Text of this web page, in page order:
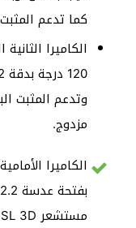
كما تدعم
الكاميرا
وتدعم المثبت
مزدوج.